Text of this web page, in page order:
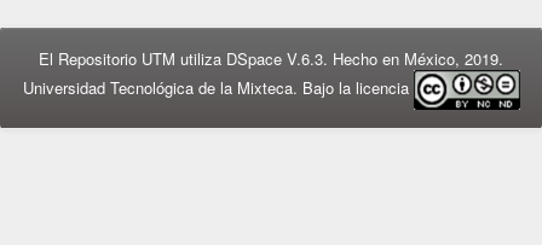
El Repositorio UTM utiliza DSpace V.6.3. Hecho en México, 2019.
Universidad Tecnológica de la Mixteca. Bajo la licencia